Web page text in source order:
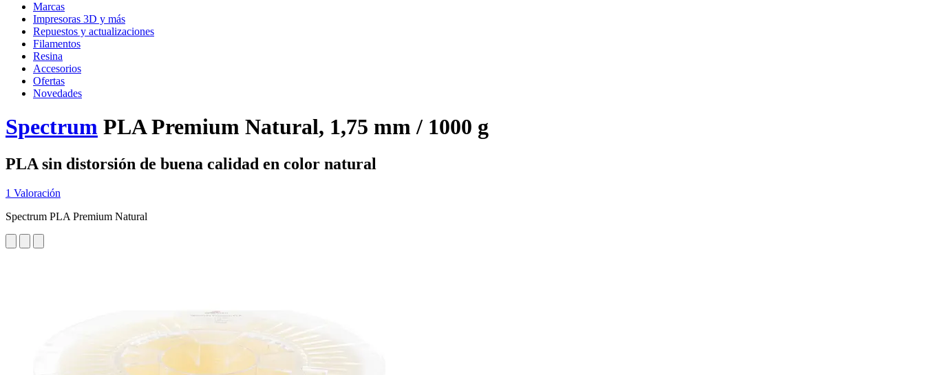
Marcas
Impresoras 3D y más
Repuestos y actualizaciones
Filamentos
Resina
Accesorios
Ofertas
Novedades
Spectrum PLA Premium Natural, 1,75 mm / 1000 g
PLA sin distorsión de buena calidad en color natural
1 Valoración
Spectrum PLA Premium Natural